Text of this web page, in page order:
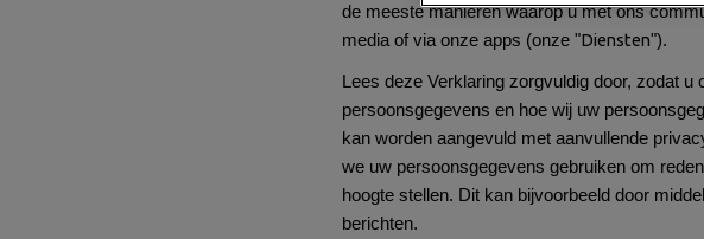
de meeste manieren waarop u met ons
media of via onze apps (onze "Diensten").
Lees deze Verklaring zorgvuldig door, zodat
persoonsgegevens en hoe wij uw
kan worden aangevuld met aanvullende
we uw persoonsgegevens gebruiken om
hoogte stellen. Dit kan bijvoorbeeld door
berichten.